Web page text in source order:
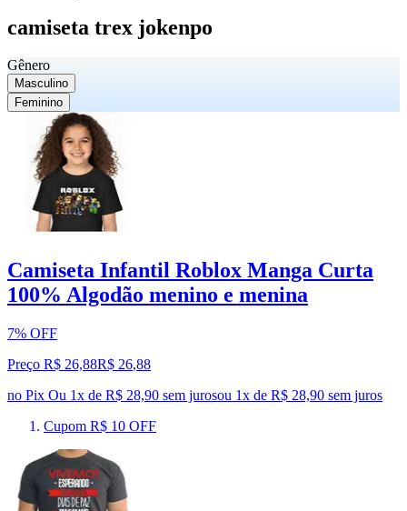
camiseta trex jokenpo
Gênero
Masculino
Feminino
Camiseta Infantil Roblox Manga Curta
100% Algodão menino e menina
7% OFF
Preço R$ 26,88R$ 26,88
no Pix Ou 1x de R$ 28,90 sem jurosou 1x de R$ 28,90 sem juros
Cupom R$ 10 OFF